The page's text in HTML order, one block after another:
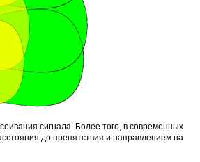
сигнала. Более того, в современных
до препятствия и направлением на